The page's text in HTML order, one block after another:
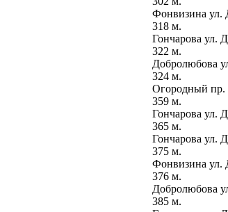
Фонвизина ул.
318 м.
Гончарова ул.
322 м.
Добролюбова
324 м.
Огородный пр.
359 м.
Гончарова ул.
365 м.
Гончарова
375 м.
Фонвизина ул.
376 м.
Добролюбова
385 м.